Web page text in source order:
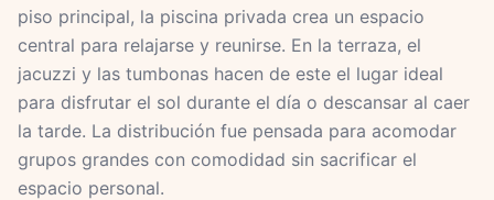
piso principal, la piscina privada crea un espacio
central para relajarse y reunirse. En la terraza, el
jacuzzi y las tumbonas hacen de este el lugar ideal
para disfrutar el sol durante el día o descansar al caer
la tarde. La distribución fue pensada para acomodar
grupos grandes con comodidad sin sacrificar el
espacio personal.